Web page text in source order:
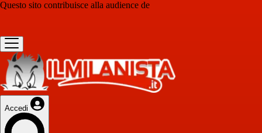
Questo sito contribuisce alla audience de
Accedi